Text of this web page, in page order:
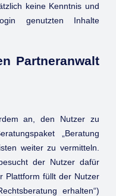
keine Kenntnis und
genutzten Inhalte
Partneranwalt
an, den Nutzer zu
„Beratung
weiter zu vermitteln.
der Nutzer dafür
Plattform füllt der Nutzer
erhalten“)